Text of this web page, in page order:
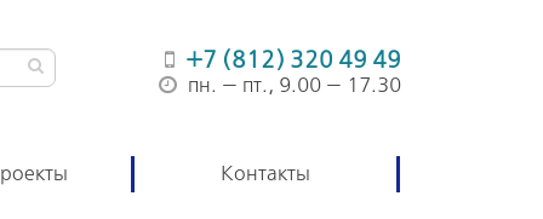
+7 (812) 320 49 49
пн. — пт., 9.00 — 17.30
Контакты